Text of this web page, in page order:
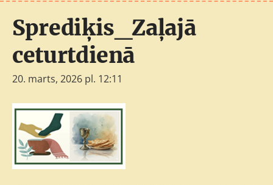
Sprediķis_Zaļajā
ceturtdienā
20. marts, 2026 pl. 12:11